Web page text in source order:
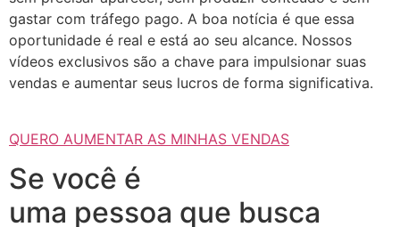
gastar com tráfego pago. A boa notícia é que essa
oportunidade é real e está ao seu alcance. Nossos
vídeos exclusivos são a chave para impulsionar suas
vendas e aumentar seus lucros de forma significativa.
QUERO AUMENTAR AS MINHAS VENDAS
Se você é
uma pessoa que busca